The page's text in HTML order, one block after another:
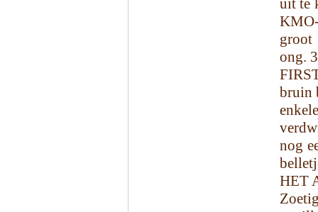
uit te
ong.
bruin
nog
HET